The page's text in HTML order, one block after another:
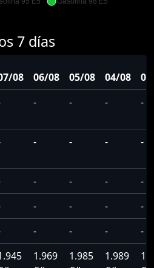
7 días
08 06/08 05/08 04/08
- - - -
- - - -
- - -
-
- - -
-
- - - -
1.969
1.985
1.989